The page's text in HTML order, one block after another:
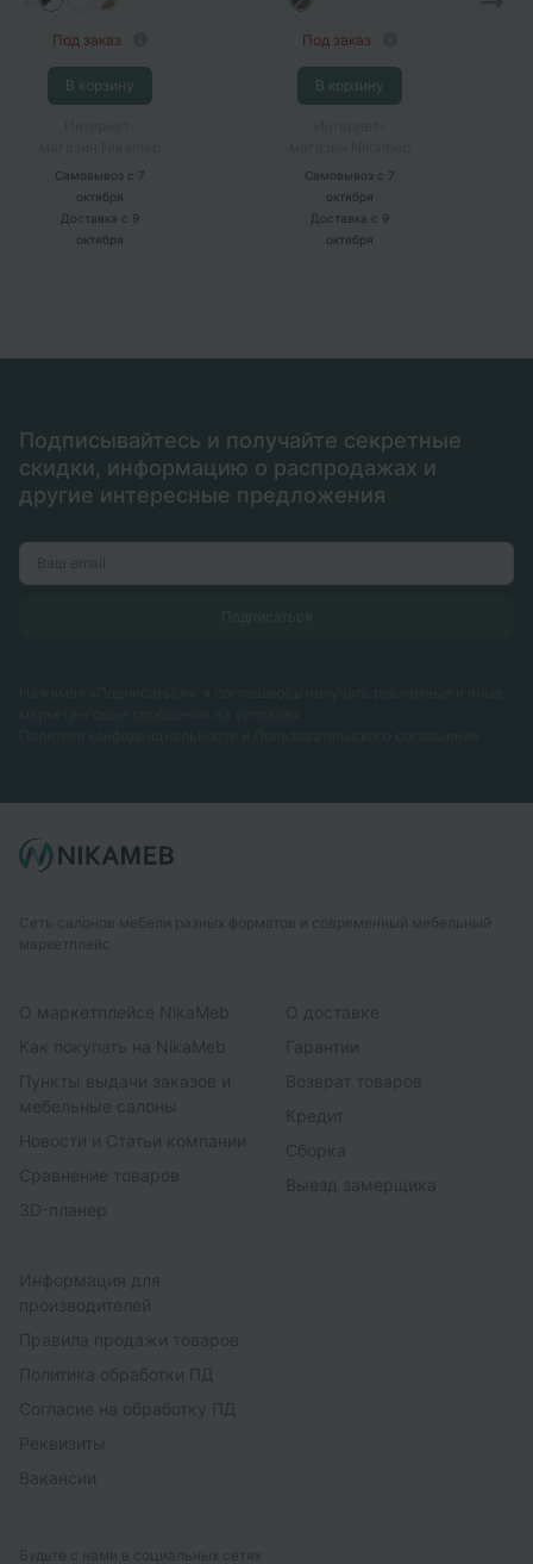
Под заказ
В корзину
Самовывоз с 7
октября
Доставка с 9
октября
Под заказ
В корзину
Самовывоз с 7
октября
Доставка с 9
октября
Подписывайтесь и получайте секретные
скидки, информацию о распродажах и
другие интересные предложения
Сеть салонов мебели разных форматов и современный мебельный
маркетплейс
О маркетплейсе NikaMeb
Как покупать на NikaMeb
Пункты выдачи заказов и
мебельные салоны
Новости и Статьи компании
Сравнение товаров
3D-планер
О доставке
Гарантии
Возврат товаров
Кредит
Сборка
Выезд замерщика
Информация для
производителей
Правила продажи товаров
Политика обработки ПД
Согласие на обработку ПД
Реквизиты
Вакансии
Будьте с нами в социальных сетях